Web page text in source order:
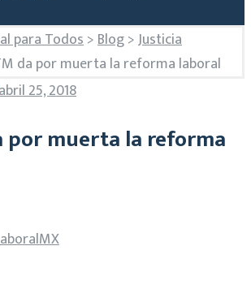
para Todos>Blog>Justicia
da por muerta la reforma laboral
25, 2018
por muerta la reforma